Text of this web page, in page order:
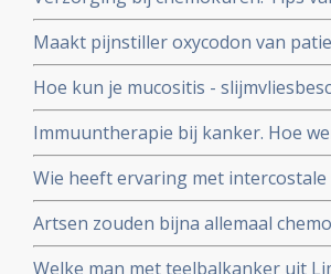
chemokuur om deze beter te
Maakt pijnstiller oxycodon van
nicotine? In Amerika stierven al
Hoe kun je mucositis -
radiotherapie voorkomen en
Immuuntherapie bij kanker. Hoe
Wie heeft ervaring met
(bot-metastasen)? Weet iemand
van de lever?
Artsen zouden bijna allemaal
bewering wel?
Welke man met teelbalkanker uit